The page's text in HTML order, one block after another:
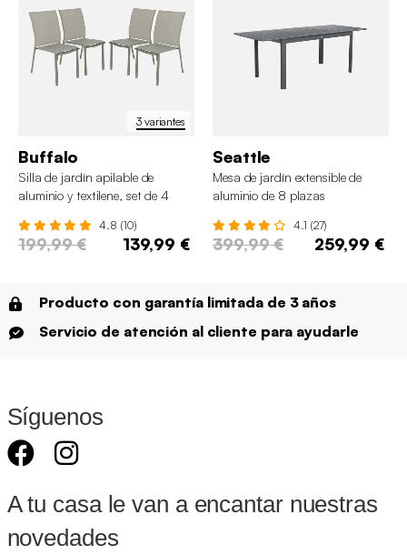
3 variantes
Buffalo
Silla de jardín apilable de
aluminio y textilene, set de 4
4.8 (10)
199,99 € 139,99 €
Seattle
Mesa de jardín extensible de
aluminio de 8 plazas
4.1 (27)
399,99 € 259,99 €
Producto con garantía limitada de 3 años
Servicio de atención al cliente para ayudarle
Síguenos
A tu casa le van a encantar nuestras
novedades